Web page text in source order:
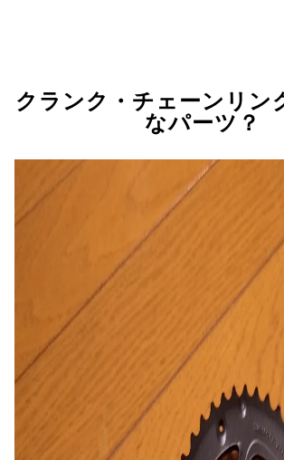
クランク・チェーンリン
なパーツ？